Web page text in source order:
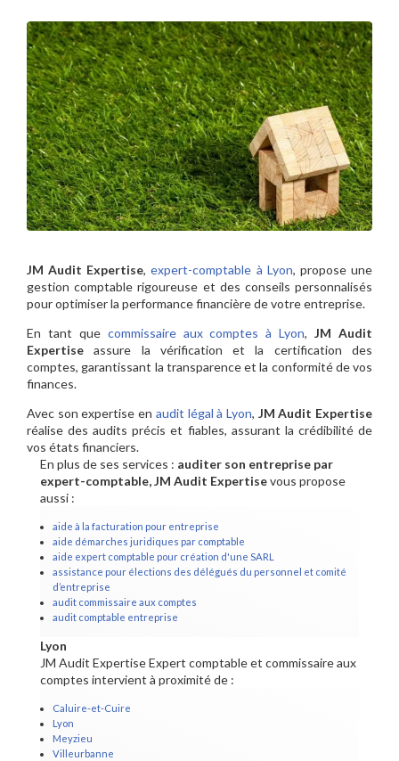
JM Audit Expertise,expert-comptable à Lyon, propose une
gestion comptable rigoureuse et des conseils personnalisés
pour optimiser la performance financière de votre entreprise.
En tant que commissaire aux comptes à Lyon,JM Audit
Expertise assure la vérification et la certification des
comptes, garantissant la transparence et la conformité de vos
finances.
Avec son expertise en audit légal à Lyon, JM Audit Expertise
réalise des audits précis et fiables, assurant la crédibilité de
vos états financiers.
En plus de ses services : auditer son entreprise par
expert-comptable, JM Audit Expertisevous propose
aussi :
aide à la facturation pour entreprise
aide démarches juridiques par comptable
aide expert comptable pour création d'une SARL
assistance pour élections des délégués du personnel et comité
d’entreprise
audit commissaire aux comptes
audit comptable entreprise
Lyon
JM Audit Expertise Expert comptable et commissaire aux
comptes intervient à proximité de :
Caluire-et-Cuire
Lyon
Meyzieu
Villeurbanne